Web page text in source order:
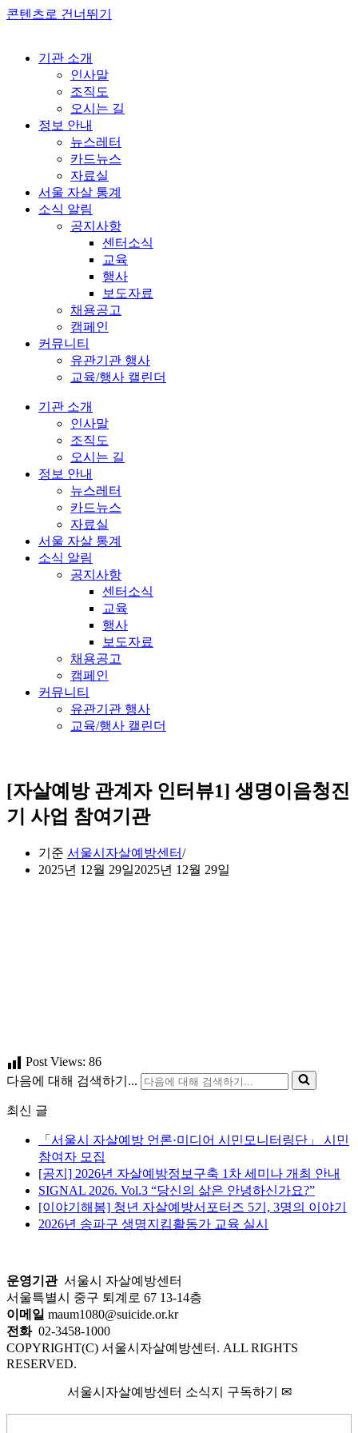
콘텐츠로 건너뛰기
기관 소개
인사말
조직도
오시는 길
정보 안내
뉴스레터
카드뉴스
자료실
서울 자살 통계
소식 알림
공지사항
센터소식
교육
행사
보도자료
채용공고
캠페인
커뮤니티
유관기관 행사
교육/행사 캘린더
기관 소개
인사말
조직도
오시는 길
정보 안내
뉴스레터
카드뉴스
자료실
서울 자살 통계
소식 알림
공지사항
센터소식
교육
행사
보도자료
채용공고
캠페인
커뮤니티
유관기관 행사
교육/행사 캘린더
[자살예방 관계자 인터뷰1] 생명이음청진
기 사업 참여기관
기준 서울시자살예방센터
2025년 12월 29일2025년 12월 29일
Post Views: 86
다음에 대해 검색하기...
최신 글
「서울시 자살예방 언론·미디어 시민모니터링단」 시민
참여자 모집
[공지] 2026년 자살예방정보구축 1차 세미나 개최 안내
SIGNAL 2026. Vol.3 “당신의 삶은 안녕하신가요?”
[이야기해봄] 청년 자살예방서포터즈 5기, 3명의 이야기
2026년 송파구 생명지킴활동가 교육 실시
운영기관서울시 자살예방센터
서울특별시 중구 퇴계로 67 13-14층
이메일 maum1080@suicide.or.kr
전화 02-3458-1000
COPYRIGHT(C) 서울시자살예방센터. ALL RIGHTS
RESERVED.
서울시자살예방센터 소식지 구독하기 ✉